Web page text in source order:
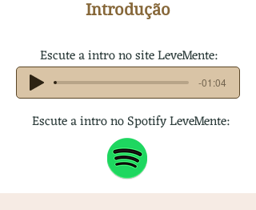
Introdução
Escute a intro no site LeveMente:
-01:04
Escute a intro no Spotify LeveMente: